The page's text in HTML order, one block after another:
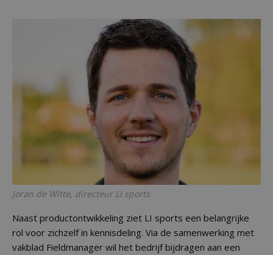
Joran de Witte, directeur LI sports
Naast productontwikkeling ziet LI sports een belangrijke
rol voor zichzelf in kennisdeling. Via de samenwerking met
vakblad Fieldmanager wil het bedrijf bijdragen aan een